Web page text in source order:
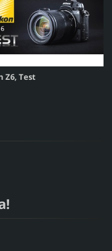
Z6, Test